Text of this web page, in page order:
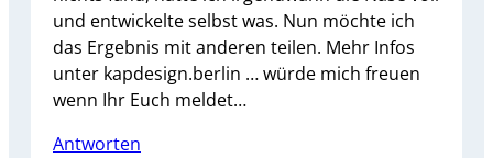
und entwickelte selbst was. Nun möchte ich
das Ergebnis mit anderen teilen. Mehr Infos
unter kapdesign.berlin … würde mich freuen
wenn Ihr Euch meldet…
Antworten